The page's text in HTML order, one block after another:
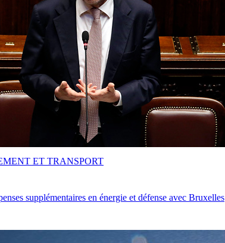
supplémentaires en énergie et défense avec Bruxelles
ET TRANSPORT